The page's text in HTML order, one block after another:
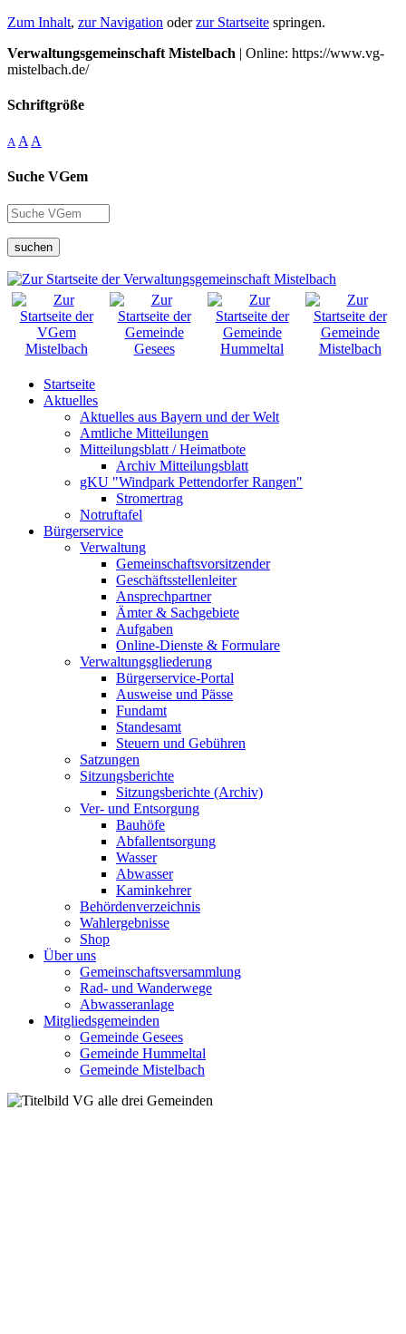
Zum Inhalt, zur Navigation oderzur Startseite springen.
Verwaltungsgemeinschaft Mistelbach | Online: https://www.vg-
mistelbach.de/
Schriftgröße
A A A
Suche VGem
suchen
Startseite
Aktuelles
Aktuelles aus Bayern und der Welt
Amtliche Mitteilungen
Mitteilungsblatt / Heimatbote
Archiv Mitteilungsblatt
gKU "Windpark Pettendorfer Rangen"
Stromertrag
Notruftafel
Bürgerservice
Verwaltung
Gemeinschaftsvorsitzender
Geschäftsstellenleiter
Ansprechpartner
Ämter & Sachgebiete
Aufgaben
Online-Dienste & Formulare
Verwaltungsgliederung
Bürgerservice-Portal
Ausweise und Pässe
Fundamt
Standesamt
Steuern und Gebühren
Satzungen
Sitzungsberichte
Sitzungsberichte (Archiv)
Ver- und Entsorgung
Bauhöfe
Abfallentsorgung
Wasser
Abwasser
Kaminkehrer
Behördenverzeichnis
Wahlergebnisse
Shop
Über uns
Gemeinschaftsversammlung
Rad- und Wanderwege
Abwasseranlage
Mitgliedsgemeinden
Gemeinde Gesees
Gemeinde Hummeltal
Gemeinde Mistelbach